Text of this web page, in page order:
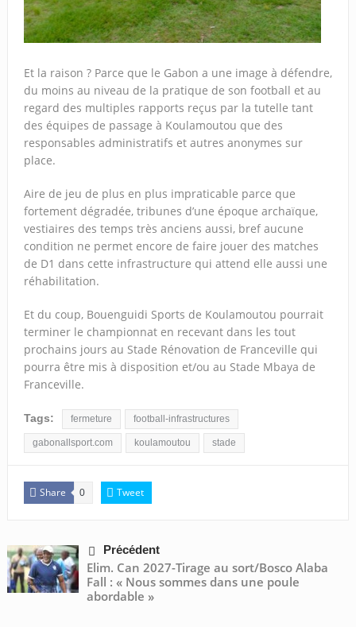
Et la raison ? Parce que le Gabon a une image à défendre,
du moins au niveau de la pratique de son football et au
regard des multiples rapports reçus par la tutelle tant
des équipes de passage à Koulamoutou que des
responsables administratifs et autres anonymes sur
place.
Aire de jeu de plus en plus impraticable parce que
fortement dégradée, tribunes d’une époque archaïque,
vestiaires des temps très anciens aussi, bref aucune
condition ne permet encore de faire jouer des matches
de D1 dans cette infrastructure qui attend elle aussi une
réhabilitation.
Et du coup, Bouenguidi Sports de Koulamoutou pourrait
terminer le championnat en recevant dans les tout
prochains jours au Stade Rénovation de Franceville qui
pourra être mis à disposition et/ou au Stade Mbaya de
Franceville.
Tags: fermeture football-infrastructures
gabonallsport.com koulamoutou stade
Share 0 Tweet
Précédent
Elim. Can 2027-Tirage au sort/Bosco Alaba
Fall : « Nous sommes dans une poule
abordable »